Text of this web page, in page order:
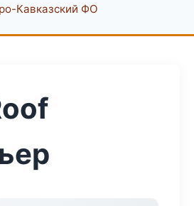
Кавказский ФО